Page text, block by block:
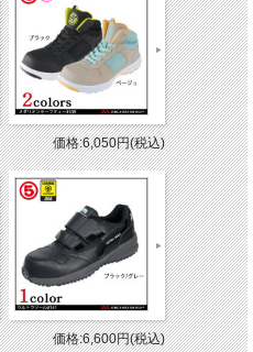
価格:6,050円(税込)
価格:6,600円(税込)